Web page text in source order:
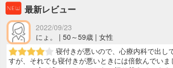
最新レビュー
2022/09/23
にょ。 | 50～59歳 | 女性
寝付きが悪いので、心療内科で出し
すが、それでも寝付きが悪いときには倍飲んでいま